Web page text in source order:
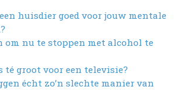
huisdier goed voor jouw mentale
om nu te stoppen met alcohol te
té groot voor een televisie?
écht zo’n slechte manier van